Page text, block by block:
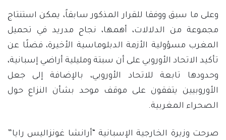
وعلى ما سبق ووفقا للقرار المذكور سابقاً، يمكن استنتاج
مجموعة من الدلالات، أهمها، نجاح مدريد في تحميل
المغرب مسؤولية الأزمة الدبلوماسية الأخيرة، فضلًا عن
تأكيد الاتحاد الأوروبي على أن سبتة ومليلية أراضي إسبانية،
وحدودها تابعة للاتحاد الأوروبي، بالإضافة إلى جعل
الأوروبيين يتفقون على موقف موحد بشأن النزاع حول
الصحراء المغربية.
صرحت وزيرة الخارجية الإسبانية “أرانشا غونزاليس رايا”